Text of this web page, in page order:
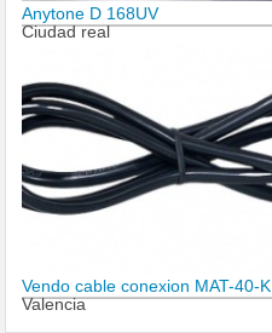
Anytone D 168UV
Ciudad real
Vendo cable conexion MAT-40-K
Valencia